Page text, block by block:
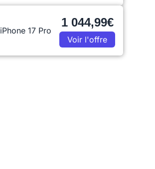
iPhone 17 Pro
1 044,99€
Voir l'offre